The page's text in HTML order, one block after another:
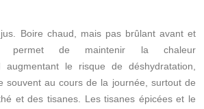
Boire chaud, mais pas brûlant avant et
permet de maintenir la chaleur
augmentant le risque de déshydratation,
souvent au cours de la journée, surtout de
et des tisanes. Les tisanes épicées et le